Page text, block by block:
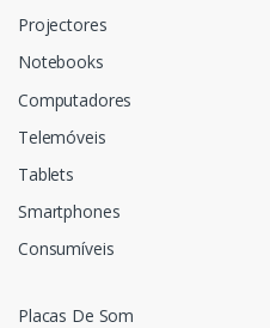
Projectores
Notebooks
Computadores
Telemóveis
Tablets
Smartphones
Consumíveis
Placas De Som